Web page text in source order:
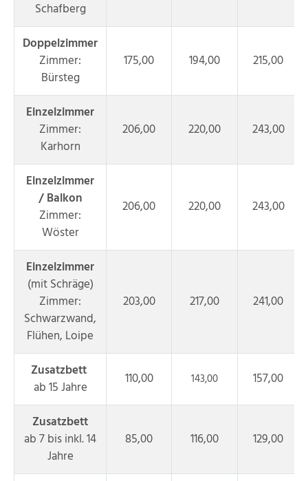
Schafberg
Doppelzimmer
Zimmer:
Bürsteg
175,00 194,00 215,00
Einzelzimmer
Zimmer:
Karhorn
206,00 220,00 243,00
Einzelzimmer
/ Balkon
Zimmer:
Wöster
206,00 220,00 243,00
Einzelzimmer
(mit Schräge)
Zimmer:
Schwarzwand,
Flühen, Loipe
203,00 217,00 241,00
Zusatzbett
ab 15 Jahre
110,00 143,00 157,00
Zusatzbett
ab 7 bis inkl. 14
Jahre
85,00 116,00 129,00